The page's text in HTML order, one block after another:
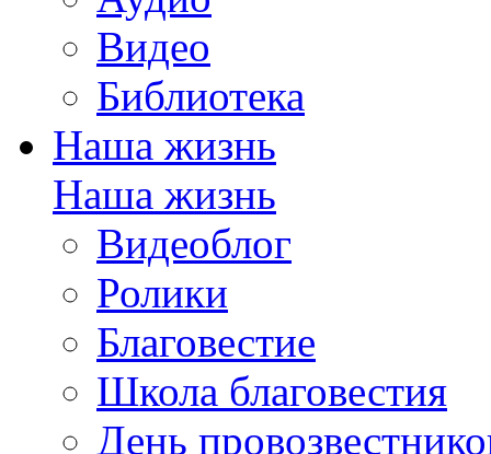
Видео
Библиотека
Наша жизнь
Наша жизнь
Видеоблог
Ролики
Благовестие
Школа благовестия
День